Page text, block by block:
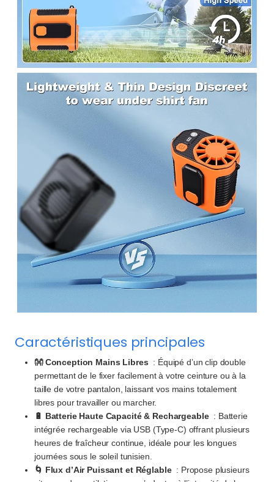
Caractéristiques principales
👐 Conception Mains Libres : Équipé d’un clip double
permettant de le fixer facilement à votre ceinture ou à la
taille de votre pantalon, laissant vos mains totalement
libres pour travailler ou marcher.
🔋 Batterie Haute Capacité & Rechargeable: Batterie
intégrée rechargeable via USB (Type-C) offrant plusieurs
heures de fraîcheur continue, idéale pour les longues
journées sous le soleil tunisien.
🌀 Flux d’Air Puissant et Réglable: Propose plusieurs